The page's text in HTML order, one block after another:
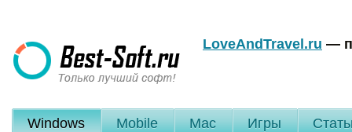
LoveAndTravel.ru —
Windows Mobile Mac Игры